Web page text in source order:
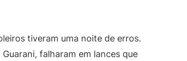
tiveram uma noite de erros.
Guarani, falharam em lances que